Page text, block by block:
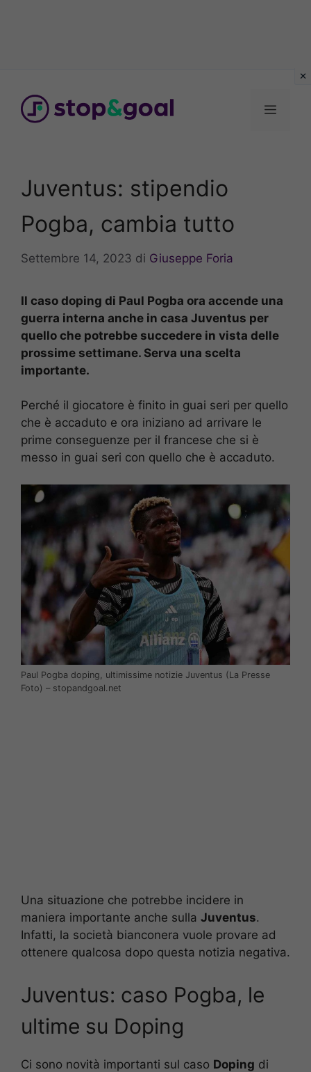
contenuto
Menu
Juventus: stipendio
Pogba, cambia tutto
Settembre 14, 2023 di Giuseppe Foria
Il caso doping di Paul Pogba ora accende una
guerra interna anche in casa Juventus per
quello che potrebbe succedere in vista delle
prossime settimane. Serva una scelta
importante.
Perché il giocatore è finito in guai seri per quello
che è accaduto e ora iniziano ad arrivare le
prime conseguenze per il francese che si è
messo in guai seri con quello che è accaduto.
Paul Pogba doping, ultimissime notizie Juventus (La Presse
Foto) – stopandgoal.net
Una situazione che potrebbe incidere in
maniera importante anche sulla Juventus.
Infatti, la società bianconera vuole provare ad
ottenere qualcosa dopo questa notizia negativa.
Juventus: caso Pogba, le
ultime su Doping
Ci sono novità importanti sul caso Doping di